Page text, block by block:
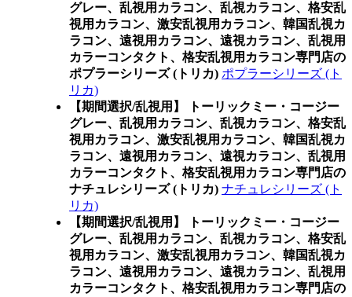
グレー、乱視用カラコン、乱視カラコン、格安乱
視用カラコン、激安乱視用カラコン、韓国乱視カ
ラコン、遠視用カラコン、遠視カラコン、乱視用
カラーコンタクト、格安乱視用カラコン専門店の
ポプラーシリーズ (トリカ) ポプラーシリーズ (ト
リカ)
【期間選択/乱視用】 トーリックミー・コージー
グレー、乱視用カラコン、乱視カラコン、格安乱
視用カラコン、激安乱視用カラコン、韓国乱視カ
ラコン、遠視用カラコン、遠視カラコン、乱視用
カラーコンタクト、格安乱視用カラコン専門店の
ナチュレシリーズ (トリカ) ナチュレシリーズ (ト
リカ)
【期間選択/乱視用】 トーリックミー・コージー
グレー、乱視用カラコン、乱視カラコン、格安乱
視用カラコン、激安乱視用カラコン、韓国乱視カ
ラコン、遠視用カラコン、遠視カラコン、乱視用
カラーコンタクト、格安乱視用カラコン専門店の